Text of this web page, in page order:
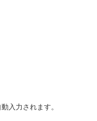
入力されます。